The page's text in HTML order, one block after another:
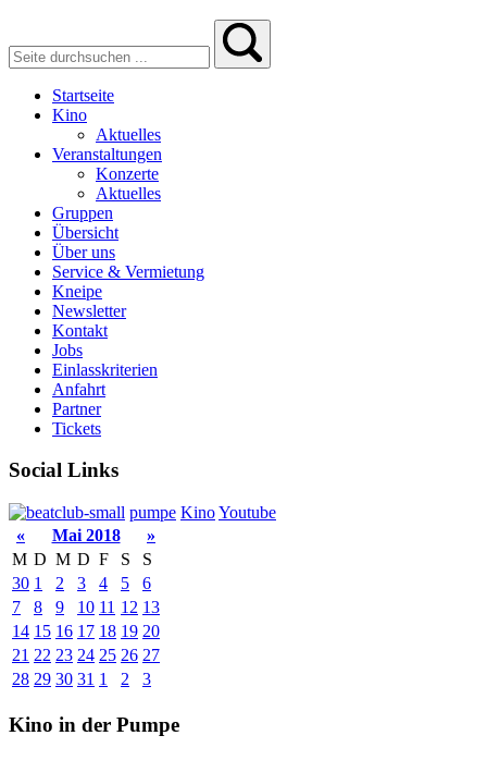
Startseite
Kino
Aktuelles
Veranstaltungen
Konzerte
Aktuelles
Gruppen
Übersicht
Über uns
Service & Vermietung
Kneipe
Newsletter
Kontakt
Jobs
Einlasskriterien
Anfahrt
Partner
Tickets
Social Links
pumpe KinoYoutube
«
Mai 2018
»
M D M D F S
S
30 1 2 3 4 5
6
7
8 9 10 11 12 13
14 15 16 17 18 19 20
21 22 23 24 25 26 27
28 29 30 31 1 2 3
Kino in der Pumpe